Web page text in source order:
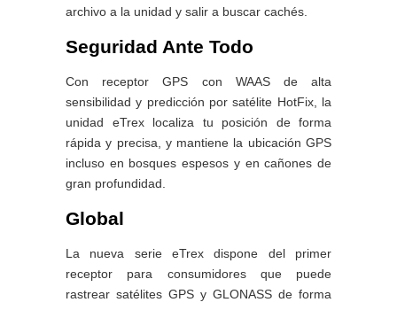
archivo a la unidad y salir a buscar cachés.
Seguridad Ante Todo
Con receptor GPS con WAAS de alta
sensibilidad y predicción por satélite HotFix, la
unidad eTrex localiza tu posición de forma
rápida y precisa, y mantiene la ubicación GPS
incluso en bosques espesos y en cañones de
gran profundidad.
Global
La nueva serie eTrex dispone del primer
receptor para consumidores que puede
rastrear satélites GPS y GLONASS de forma